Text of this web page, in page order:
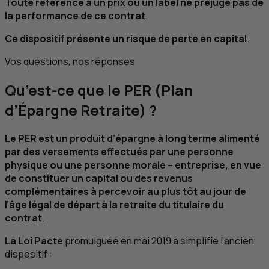
la performance de ce contrat.
Ce dispositif présente un risque de perte en capital.
Vos questions, nos réponses
Qu’est-ce que le PER (Plan
d’Épargne Retraite) ?
Le PER est un produit d’épargne à long terme alimenté
par des versements effectués par une personne
physique ou une personne morale – entreprise, en vue
de constituer un capital ou des revenus
complémentaires à percevoir au plus tôt au jour de
l’âge légal de départ à la retraite du titulaire du
contrat.
La Loi Pacte promulguée en mai 2019 a simplifié l’ancien
dispositif :